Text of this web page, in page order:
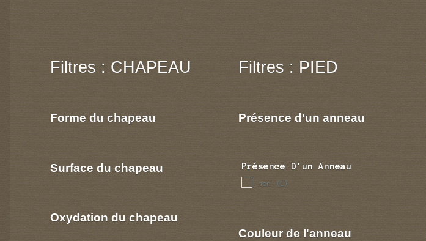
Filtres : CHAPEAU
Forme du chapeau
Surface du chapeau
Oxydation du chapeau
Filtres : PIED
Présence d'un anneau
Présence D'un Anneau
non (1)
Couleur de l'anneau